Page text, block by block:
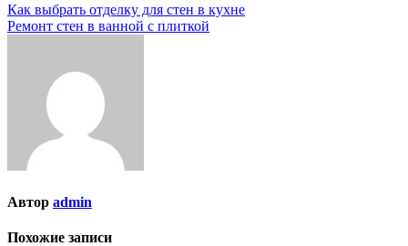
Навигация
по
Как выбрать отделку для стен в кухне
Ремонт стен в ванной с плиткой
Автор admin
Похожие записи